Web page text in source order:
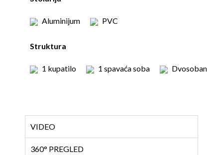
Aluminijum PVC
Struktura
1 kupatilo 1 spavaća soba Dvosoban
VIDEO
360° PREGLED